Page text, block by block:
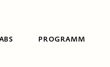
PROGRAMM